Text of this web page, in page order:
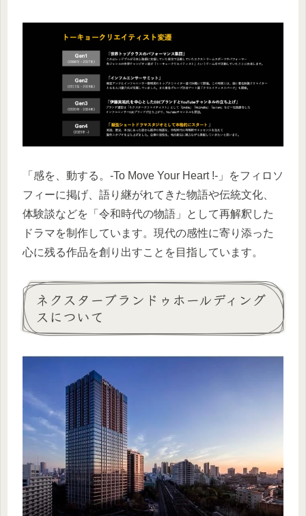
「感を、動する。-To Move Your Heart !-」をフィロソ
フィーに掲げ、語り継がれてきた物語や伝統文化、
体験談などを「令和時代の物語」として再解釈した
ドラマを制作しています。現代の感性に寄り添った
心に残る作品を創り出すことを目指しています。
ネクスターブランドゥホールディング
スについて